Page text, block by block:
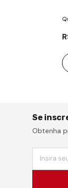
Se
Obtenha
Insira